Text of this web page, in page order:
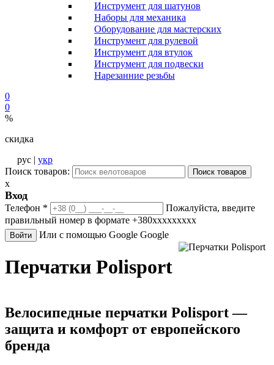
Инструмент для шатунов
Наборы для механика
Оборудование для мастерских
Инструмент для рулевой
Инструмент для втулок
Инструмент для подвески
Нарезанние резьбы
0
0
%
скидка
рус | укр
Поиск товаров:
Поиск товаров
x
Вход
Телефон *
Пожалуйста, введите
правильный номер в формате +380ххххххххх
Войти Или с помощью Google Google
Перчатки Polisport
Велосипедные перчатки Polisport —
защита и комфорт от европейского
бренда